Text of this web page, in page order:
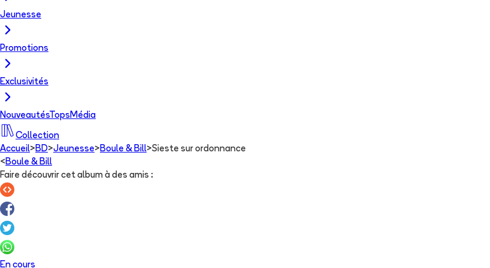
Jeunesse
Promotions
Exclusivités
NouveautésTops Média
Collection
Accueil> BD>Jeunesse> Boule & Bill>Sieste sur ordonnance
< Boule & Bill
Faire découvrir cet album à des amis :
En cours